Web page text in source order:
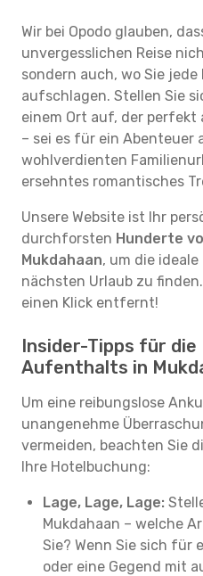
Wir bei Opodo glauben,
unvergesslichen Reise
sondern auch, wo Sie
aufschlagen. Stellen Sie
einem Ort auf, der
– sei es für ein Abenteuer
wohlverdienten
ersehntes romantisches
Unsere Website ist Ihr
durchforsten Hunderte
Mukdahaan, um die
nächsten Urlaub zu
einen Klick entfernt!
Insider-Tipps für die
Aufenthalts in
Um eine reibungslose
unangenehme
vermeiden, beachten Sie
Ihre Hotelbuchung:
Lage, Lage, Lage:
Mukdahaan – welche
Sie? Wenn Sie sich für
oder eine Gegend mit